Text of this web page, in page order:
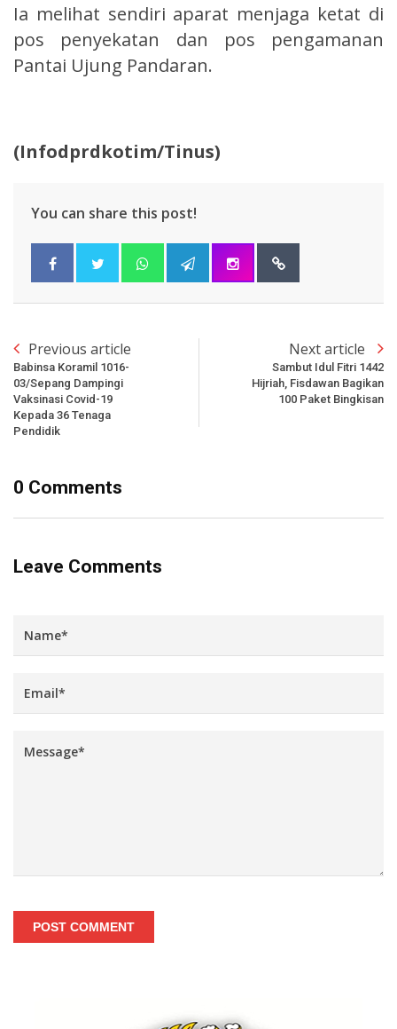
Ia melihat sendiri aparat menjaga ketat di
pos penyekatan dan pos pengamanan
Pantai Ujung Pandaran.
(Infodprdkotim/Tinus)
You can share this post!
Previous article
Babinsa Koramil 1016-
03/Sepang Dampingi
Vaksinasi Covid-19
Kepada 36 Tenaga
Pendidik
Next article
Sambut Idul Fitri 1442
Hijriah, Fisdawan Bagikan
100 Paket Bingkisan
0 Comments
Leave Comments
POST COMMENT